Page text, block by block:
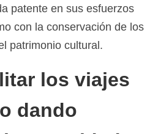
patente en sus esfuerzos
con la conservación de los
patrimonio cultural.
los viajes
dando